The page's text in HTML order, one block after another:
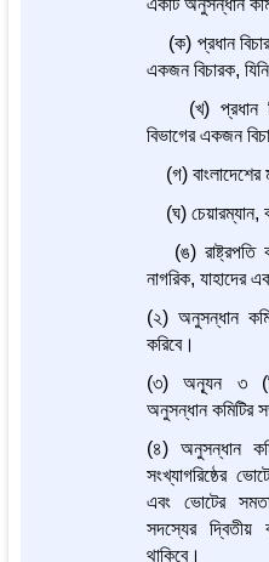
একটি অনুসন্ধান
(ক) প্রধান
একজন বিচারক,
(খ) প্রধান
বিভাগের একজন
(গ) বাংলাদেশের
(ঘ) চেয়ারম্যান,
(ঙ) রাষ্ট্রপতি
নাগরিক, যাহাদের
(২) অনুসন্ধান
করিবে।
(৩) অন্যূন ৩
অনুসন্ধান কমিটির
(৪) অনুসন্ধান
সংখ্যাগরিষ্ঠের
এবং ভোটের
সদস্যের দ্বিতীয়
থাকিবে।